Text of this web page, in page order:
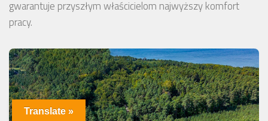
gwarantuje przyszłym właścicielom najwyższy komfort
pracy.
Translate »